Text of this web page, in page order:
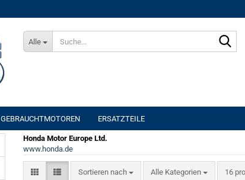
Alle
GEBRAUCHTMOTOREN ERSATZTEILE
Honda Motor Europe Ltd.
www.honda.de
Sortieren nach
Sortieren nach Alle Kategorien 16
pro